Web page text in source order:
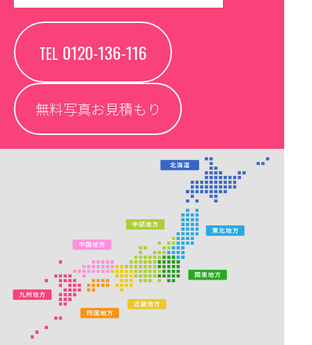
TEL 0120-136-116
無料写真お見積もり